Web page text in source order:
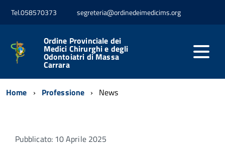
Tel.058570373 segreteria@ordinedeimedicims.org
Ordine Provinciale dei
Medici Chirurghi e degli
Odontoiatri di Massa
Carrara
Home Professione News
Pubblicato: 10 Aprile 2025